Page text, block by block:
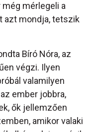
még mérlegeli a
azt mondja, tetszik
Bíró Nóra, az
végzi. Ilyen
valamilyen
ember jobbra,
ők jellemzően
amikor valaki